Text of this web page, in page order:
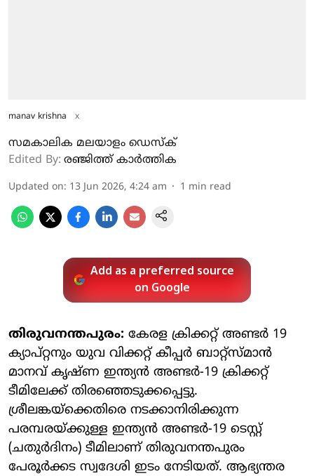
manav krishna x
സമകാലിക മലയാളം ഡെസ്ക്
Edited By: രഞ്ജിത്ത് കാർത്തിക
Updated on: 13 Jun 2026, 4:24 am 1 min read
Add as a preferred source
on Google
തിരുവനന്തപുരം: കേരള ക്രിക്കറ്റ് അണ്ടർ 19
ക്യാപ്റ്റനും യുവ വിക്കറ്റ് കീപ്പർ ബാറ്റ്സ്മാൻ
മാനവ് കൃഷ്ണ ഇന്ത്യൻ അണ്ടർ-19 ക്രിക്കറ്റ്
ടീമിലേക്ക് തിരഞ്ഞെടുക്കപ്പെട്ടു.
ശ്രീലങ്കയ്‌ക്കെതിരെ നടക്കാനിരിക്കുന്ന
പരമ്പരയ്ക്കുള്ള ഇന്ത്യൻ അണ്ടർ-19 ടെസ്റ്റ്
(ചതുർദിനം) ടീമിലാണ് തിരുവനന്തപുരം
പേരൂർക്കട സ്വദേശി ഇടം നേടിയത്. ആഭ്യന്തര